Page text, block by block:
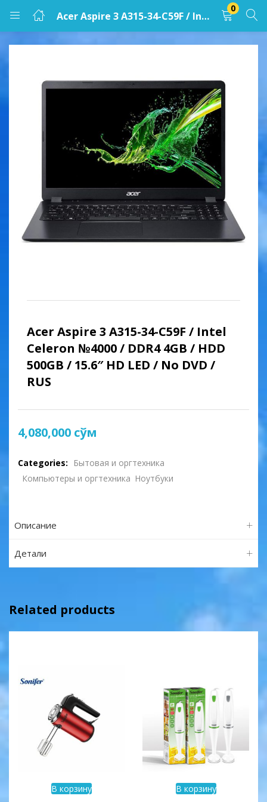
Acer Aspire 3 A315-34-C59F / Intel Celeron №4000 / DDR4 4GB / HDD 500GB / 15.6″ HD LED / No DVD / RUS
0
LOGIN
Lost password?
Acer Aspire 3 A315-34-C59F / Intel
Celeron №4000 / DDR4 4GB / HDD
500GB / 15.6″ HD LED / No DVD /
RUS
4,080,000 сўм
Categories:
Бытовая и оргтехника
Компьютеры и оргтехника Ноутбуки
Описание
Детали
Related products
В корзину В корзину